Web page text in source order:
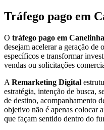
Tráfego pago em
O tráfego pago em Canelinha
desejam acelerar a geração de
específicos e transformar
vendas ou solicitações
A Remarketing Digital
estratégia, intenção de busca,
de destino, acompanhamento
objetivo não é apenas colocar
que façam sentido dentro do